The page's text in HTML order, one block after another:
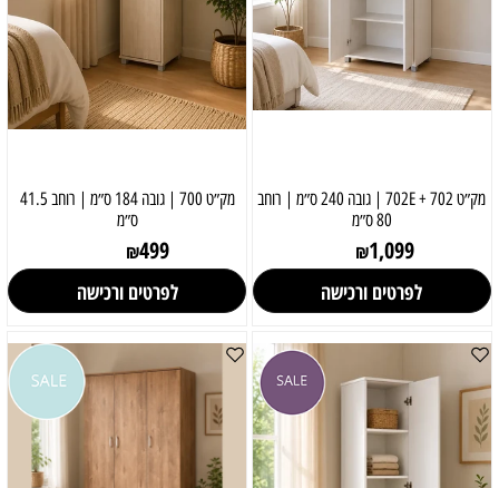
מק״ט 702 + 702E | גובה 240 ס״מ | רוחב
80 ס״מ
₪1,099
לפרטים ורכישה
מק״ט 700 | גובה 184 ס״מ | רוחב 41.5
ס״מ
₪499
לפרטים ורכישה